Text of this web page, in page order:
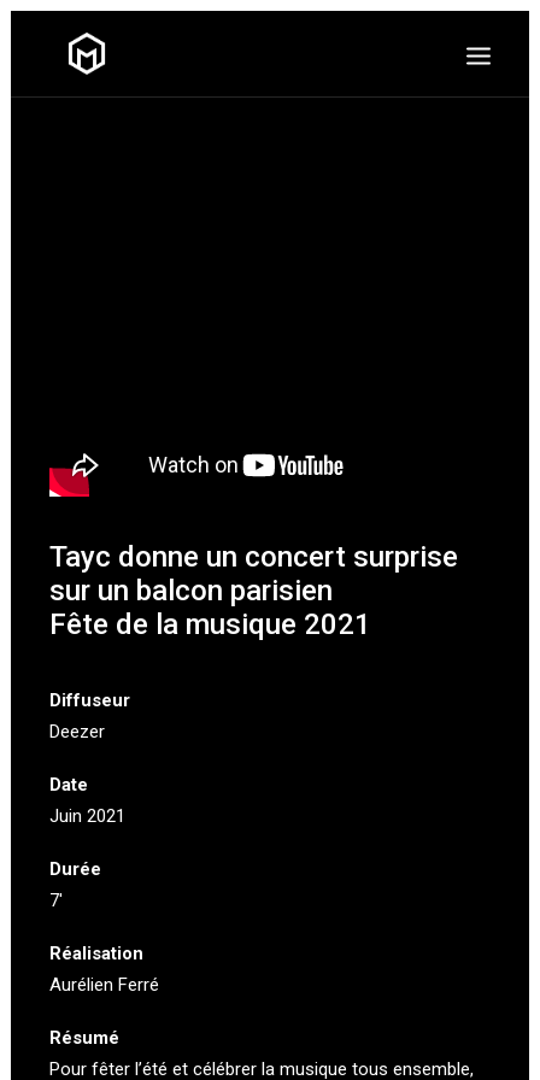
Tayc donne un concert surprise
sur un balcon parisien
Fête de la musique 2021
Diffuseur
Deezer
Date
Juin 2021
Durée
7′
Réalisation
Aurélien Ferré
Résumé
Pour fêter l’été et célébrer la musique tous ensemble,